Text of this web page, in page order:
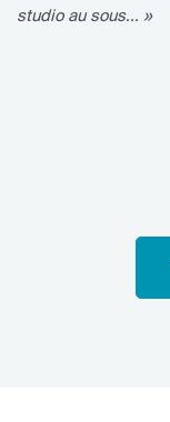
studio au sous... »